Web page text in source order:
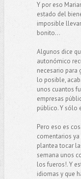
Y por eso
estado del
imposible
bonito...
Algunos dice
autonómico
necesario para
lo posible,
unos cuantos
empresas
público. Y sólo
Pero eso es
comentarios
plantea tocar
semana unos
los fueros!. Y
idiomas y que